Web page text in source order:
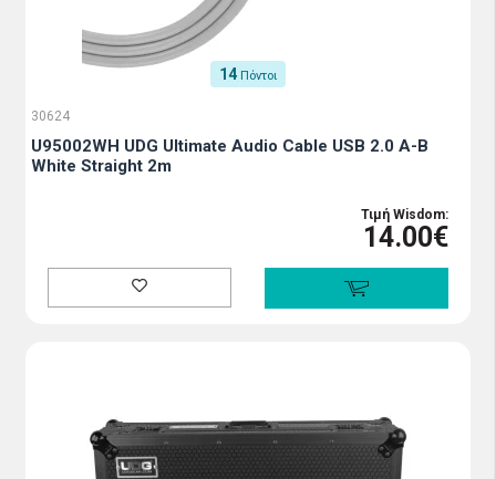
14 Πόντοι
30624
U95002WΗ UDG Ultimate Audio Cable USB 2.0 A-B
White Straight 2m
Τιμή Wisdom:
14.00€